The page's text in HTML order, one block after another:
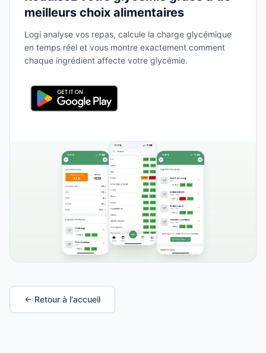
meilleurs choix alimentaires
Logi analyse vos repas, calcule la charge glycémique
en temps réel et vous montre exactement comment
chaque ingrédient affecte votre glycémie.
← Retour à l'accueil